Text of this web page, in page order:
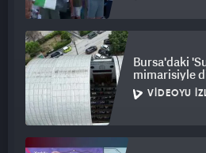
Bursa'daki
mimarisiyle
VIDEOYU